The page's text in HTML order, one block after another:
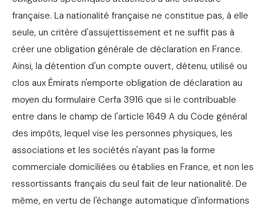
française. La nationalité française ne constitue pas, à elle
seule, un critère d'assujettissement et ne suffit pas à
créer une obligation générale de déclaration en France.
Ainsi, la détention d'un compte ouvert, détenu, utilisé ou
clos aux Émirats n'emporte obligation de déclaration au
moyen du formulaire Cerfa 3916 que si le contribuable
entre dans le champ de l'article 1649 A du Code général
des impôts, lequel vise les personnes physiques, les
associations et les sociétés n'ayant pas la forme
commerciale domiciliées ou établies en France, et non les
ressortissants français du seul fait de leur nationalité. De
même, en vertu de l'échange automatique d'informations